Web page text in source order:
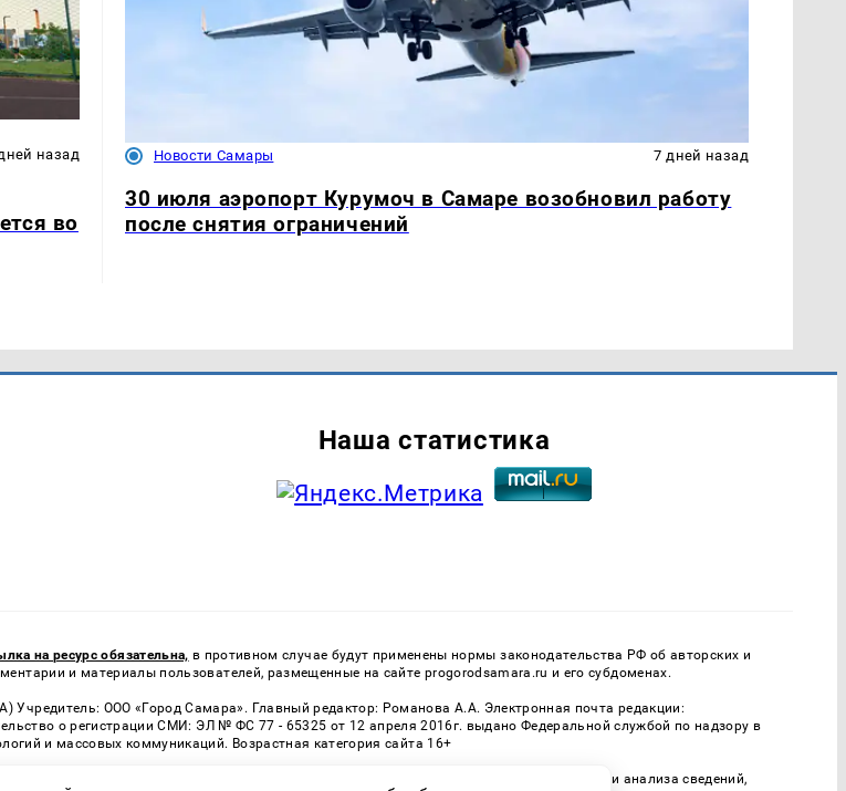
назад
во
Новости Самары 7 дней назад
30 июля аэропорт Курумоч в Самаре возобновил работу
после снятия ограничений
Наша статистика
на ресурс обязательна, в противном случае будут применены нормы законодательства РФ об авторских и
и материалы пользователей, размещенные на сайте progorodsamara.ru и его субдоменах.
Учредитель: ООО «Город Самара». Главный редактор: Романова А.А. Электронная почта редакции:
о регистрации СМИ: ЭЛ № ФС 77 - 65325 от 12 апреля 2016г. выдано Федеральной службой по надзору в
и массовых коммуникаций. Возрастная категория сайта 16+
технологии предоставления информации на основе сбора, систематизации и анализа сведений,